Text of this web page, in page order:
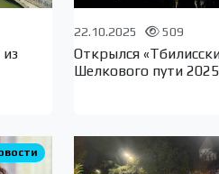
22.10.2025 509
Открылся
Шелкового пути